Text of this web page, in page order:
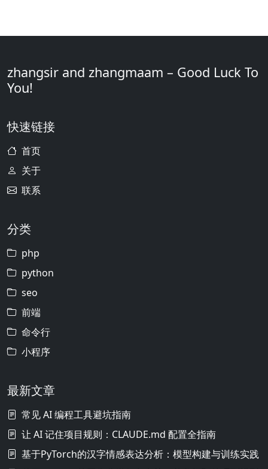
zhangsir and zhangmaam – Good Luck To
You!
快速链接
首页
关于
联系
分类
php
python
seo
前端
命令行
小程序
最新文章
常见 AI 编程工具避坑指南
让 AI 记住项目规则：CLAUDE.md 配置全指南
基于PyTorch的汉字情感表达分析：模型构建与训练实践